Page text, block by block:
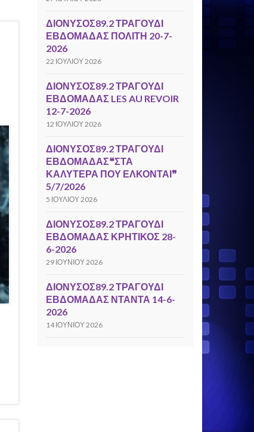
ΔΙΟΝΥΣΟΣ89.2 ΤΡΑΓΟΥΔΙ
ΕΒΔΟΜΑΔΑΣ ΠΟΛΙΤΗ 20-7-
2026
22 ΙΟΥΛΊΟΥ 2026
ΔΙΟΝΥΣΟΣ89.2 ΤΡΑΓΟΥΔΙ
ΕΒΔΟΜΑΔΑΣ LES AU REVOIR
12-7-2026
12 ΙΟΥΛΊΟΥ 2026
ΔΙΟΝΥΣΟΣ89.2 ΤΡΑΓΟΥΔΙ
ΕΒΔΟΜΑΔΑΣ❝ΣΤΑ
ΚΑΛΥΤΕΡΑ ΠΟΥ ΕΛΚΟΝΤΑΙ❞
5/7/2026
5 ΙΟΥΛΊΟΥ 2026
ΔΙΟΝΥΣΟΣ89.2 ΤΡΑΓΟΥΔΙ
ΕΒΔΟΜΑΔΑΣ ΚΡΗΤΙΚΟΣ 28-
6-2026
29 ΙΟΥΝΊΟΥ 2026
ΔΙΟΝΥΣΟΣ89.2 ΤΡΑΓΟΥΔΙ
ΕΒΔΟΜΑΔΑΣ ΝΤΑΝΤΑ 14-6-
2026
14 ΙΟΥΝΊΟΥ 2026